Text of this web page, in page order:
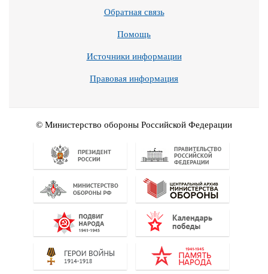
Обратная связь
Помощь
Источники информации
Правовая информация
© Министерство обороны Российской Федерации